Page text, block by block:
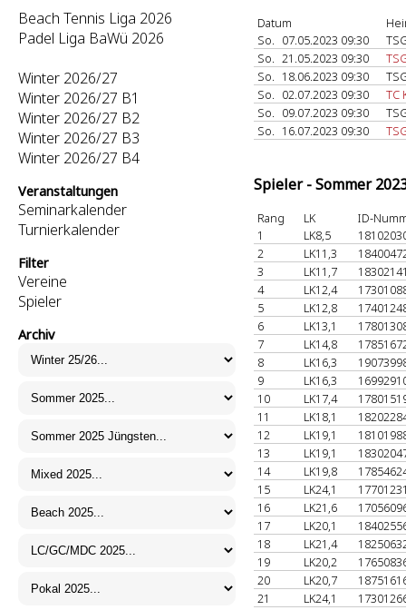
Beach Tennis Liga 2026
Padel Liga BaWü 2026
Winter 2026/27
Winter 2026/27 B1
Winter 2026/27 B2
Winter 2026/27 B3
Winter 2026/27 B4
Veranstaltungen
Seminarkalender
Turnierkalender
Filter
Vereine
Spieler
Archiv
Datum
So. 07.05.2023 09:30
So. 21.05.2023 09:30
So. 18.06.2023 09:30
So. 02.07.2023 09:30
TC
So. 09.07.2023 09:30
So. 16.07.2023 09:30
Spieler - Sommer
Rang LK
ID-
1
LK8,5
2
LK11,3
3
LK11,7
4
LK12,4
5
LK12,8
6
LK13,1
7
LK14,8
8
LK16,3
9
LK16,3
10
LK17,4
11
LK18,1
12
LK19,1
13
LK19,1
14
LK19,8
15
LK24,1
16
LK21,6
17
LK20,1
18
LK21,4
19
LK20,2
20
LK20,7
21
LK24,1